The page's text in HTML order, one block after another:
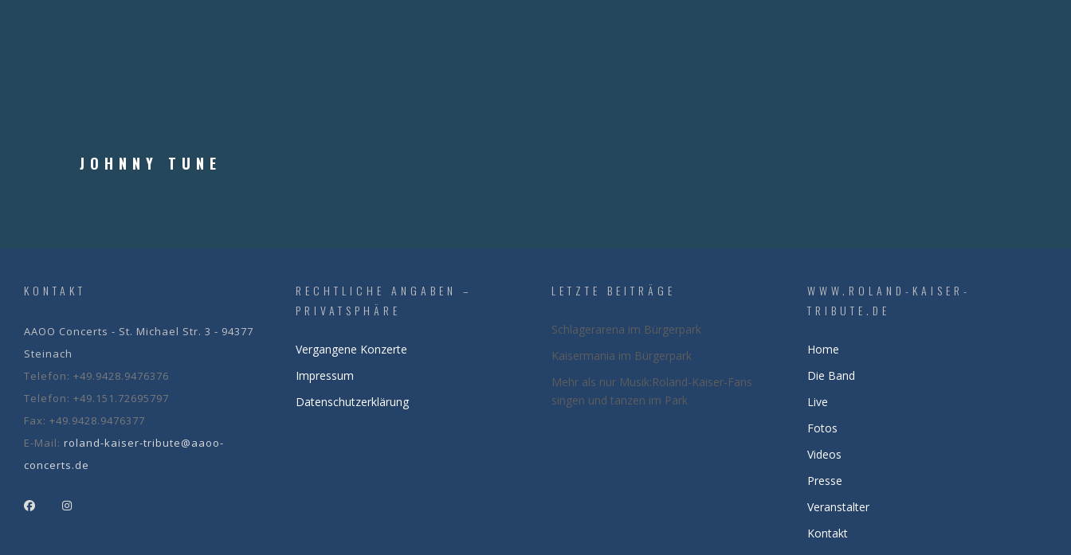
JOHNNY TUNE
KONTAKT
AAOO Concerts - St. Michael Str. 3 - 94377
Steinach
Telefon: +49.9428.9476376
Telefon: +49.151.72695797
Fax: +49.9428.9476377
E-Mail: roland-kaiser-tribute@aaoo-
concerts.de
RECHTLICHE ANGABEN –
PRIVATSPHÄRE
Vergangene Konzerte
Impressum
Datenschutzerklärung
LETZTE BEITRÄGE
Schlagerarena im Bürgerpark
Kaisermania im Bürgerpark
Mehr als nur Musik:Roland-Kaiser-Fans
singen und tanzen im Park
WWW.ROLAND-KAISER-
TRIBUTE.DE
Home
Die Band
Live
Fotos
Videos
Presse
Veranstalter
Kontakt